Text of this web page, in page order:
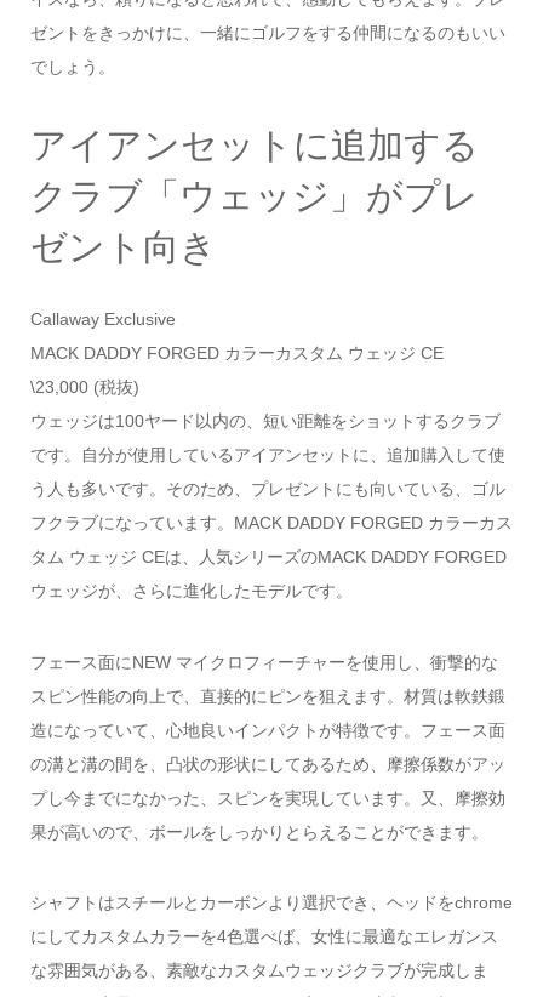
ゼントをきっかけに、一緒にゴルフをする仲間になるのもいい
でしょう。
アイアンセットに追加する
クラブ「ウェッジ」がプレ
ゼント向き
Callaway Exclusive
MACK DADDY FORGED カラーカスタム ウェッジ CE
\23,000 (税抜)
ウェッジは100ヤード以内の、短い距離をショットするクラブ
です。自分が使用しているアイアンセットに、追加購入して使
う人も多いです。そのため、プレゼントにも向いている、ゴル
フクラブになっています。MACK DADDY FORGED カラーカス
タム ウェッジ CEは、人気シリーズのMACK DADDY FORGED
ウェッジが、さらに進化したモデルです。
フェース面にNEW マイクロフィーチャーを使用し、衝撃的な
スピン性能の向上で、直接的にピンを狙えます。材質は軟鉄鍛
造になっていて、心地良いインパクトが特徴です。フェース面
の溝と溝の間を、凸状の形状にしてあるため、摩擦係数がアッ
プし今までになかった、スピンを実現しています。又、摩擦効
果が高いので、ボールをしっかりとらえることができます。
シャフトはスチールとカーボンより選択でき、ヘッドをchrome
にしてカスタムカラーを4色選べば、女性に最適なエレガンス
な雰囲気がある、素敵なカスタムウェッジクラブが完成しま